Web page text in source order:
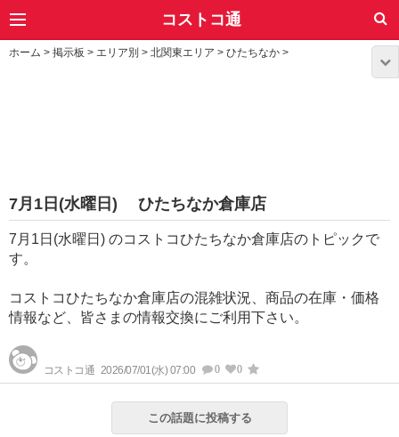
コストコ通
ホーム > 掲示板 > エリア別 > 北関東エリア > ひたちなか >
7月1日(水曜日) ひたちなか倉庫店
7月1日(水曜日) のコストコひたちなか倉庫店のトピックで
す。
コストコひたちなか倉庫店の混雑状況、商品の在庫・価格
情報など、皆さまの情報交換にご利用下さい。
コストコ通 2026/07/01(水) 07:00 0 0
この話題に投稿する